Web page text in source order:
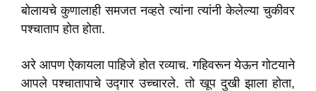
बोलायचे कुणालाही समजत नव्हते त्यांना त्यांनी केलेल्या चुकीवर
पश्चाताप होत होता.
अरे आपण ऐकायला पाहिजे होत रव्याच. गहिवरून येऊन गोटयाने
आपले पश्चातापाचे उद्गार उच्चारले. तो खूप दुखी झाला होता,